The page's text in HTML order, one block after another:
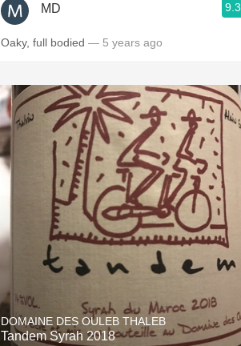
MD 9.3
Oaky, full bodied — 5 years ago
DOMAINE DES OULEB THALEB
Tandem Syrah 2018